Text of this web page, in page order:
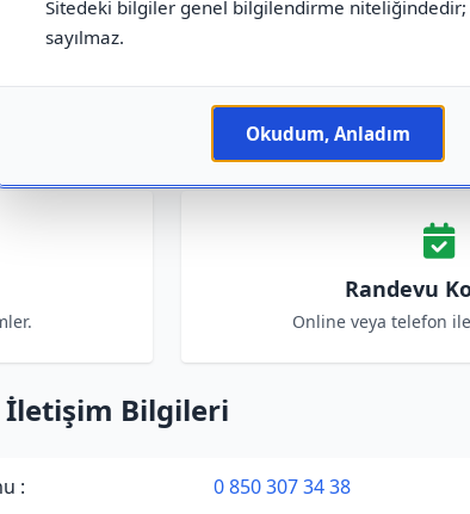
Sitedeki bilgiler genel bilgilendirme niteliğindedir;
sayılmaz.
Okudum, Anladım
Randevu
Online veya telefon
İletişim Bilgileri
: 0 850 307 34 38